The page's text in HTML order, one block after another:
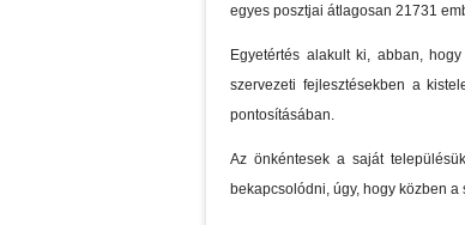
egyes posztjai átlagosan 21731
Egyetértés alakult ki, abban,
szervezeti fejlesztésekben a
pontosításában.
Az önkéntesek a saját
bekapcsolódni, úgy, hogy közben